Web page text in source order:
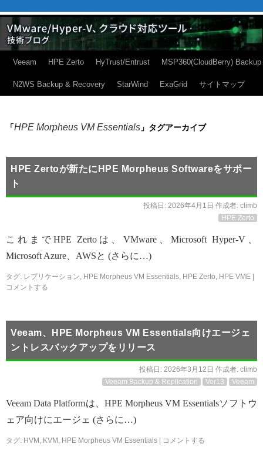
Veeam HPE Zerto HyTrust/Entrust MSP360(CloudBerry) Backup
N2WS Backup & Recovery StarWind ExaGrid サイトマップ
「HPE Morpheus VM Essentials 」タグアーカイブ
HPE Zertoが新たにHPE Morpheus Softwareをサポー
ト
投稿日: 2026年4月1日 作成者: climb
HPE Zerto
これまでHPE Zertoは、VMware、Microsoft Hyper-V、
Microsoft Azure、AWSと (さらに…)
タグ: レプリケーション, HPE Morpheus VM Essentials, HPE Zerto, HPE VME
コメントする
Veeam、HPE Morpheus VM Essentials向けエージェ
ントレスバックアップをリリース
投稿日: 2026年3月12日 作成者: climb
Veeam Backup & Replication
Ver13 Veeam
Veeam Data Platformは、HPE Morpheus VM Essentialsソフトウ
ェア向けにエージェ (さらに…)
タグ: HVM , KVM , HPE Morpheus VM Essentials コメントする